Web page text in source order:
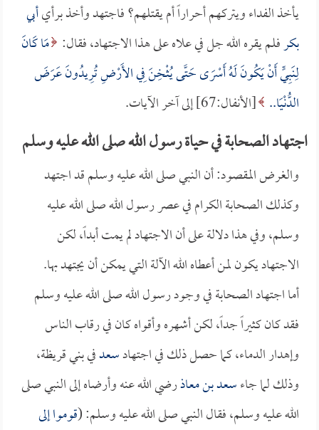
يأخذ الفداء ويتركهم أحراراً أم يقتلهم؟ فاجتهد وأخذ برأيأبي
بكرفلم يقره الله جل في علاه على هذا الاجتهاد، فقال: مَا كَانَ
لِنَبِيٍّ أَنْ يَكُونَ لَهُ أَسْرَى حَتَّى يُثْخِنَ فِي الأَرْضِ تُرِيدُونَ عَرَضَ
الدُّنْيَا.. [الأنفال:67] إلى آخر الآيات.
اجتهاد الصحابة في حياة رسول الله صلى الله عليه وسلم
والغرض المقصود: أن النبي صلى الله عليه وسلم قد اجتهد
وكذلك الصحابة الكرام في عصر رسول الله صلى الله عليه
وسلم، وفي هذا دلالة على أن الاجتهاد لم يمت أبداً، لكن
الاجتهاد يكون لمن أعطاه الله الآلة التي يمكن أن يجتهد بها.
أما اجتهاد الصحابة في وجود رسول الله صلى الله عليه وسلم
فقد كان كثيراً جداً، لكن أشهره وأقواه كان في رقاب الناس
وإهدار الدماء، كما حصل ذلك في اجتهادسعدفي بني قريظة،
وذلك لما جاءسعد بن معاذرضي الله عنه وأرضاه إلى النبي صلى
الله عليه وسلم، فقال النبي صلى الله عليه وسلم: (قوموا إلى